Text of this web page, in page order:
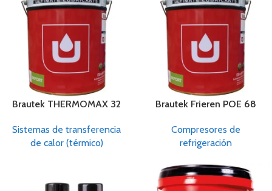
Brautek THERMOMAX 32
Sistemas de transferencia
de calor (térmico)
Brautek Frieren POE 68
Compresores de
refrigeración